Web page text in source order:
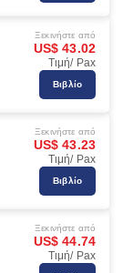
Ξεκινήστε από
US$ 43.02
Τιμή/ Pax
Βιβλίο
Ξεκινήστε από
US$ 43.23
Τιμή/ Pax
Βιβλίο
Ξεκινήστε από
US$ 44.74
Τιμή/ Pax